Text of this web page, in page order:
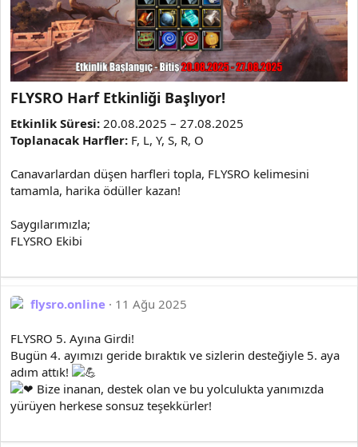
FLYSRO Harf Etkinliği Başlıyor!​
Etkinlik Süresi: 20.08.2025 – 27.08.2025
Toplanacak Harfler: F, L, Y, S, R, O
Canavarlardan düşen harfleri topla, FLYSRO kelimesini
tamamla, harika ödüller kazan!
Saygılarımızla;
FLYSRO Ekibi
flysro.online 11 Ağu 2025
FLYSRO 5. Ayına Girdi!
Bugün 4. ayımızı geride bıraktık ve sizlerin desteğiyle 5. aya
adım attık!
Bize inanan, destek olan ve bu yolculukta yanımızda
yürüyen herkese sonsuz teşekkürler!